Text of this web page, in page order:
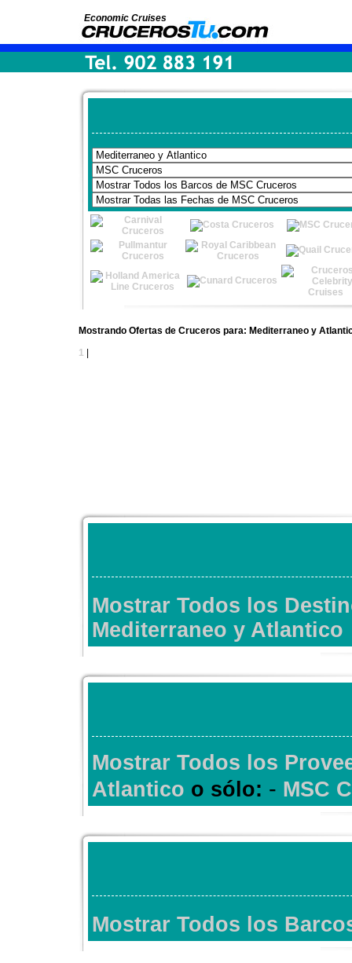
Economic Cruises
Mostrando Ofertas de Cruceros para: Mediterraneo y
1
Mostrar Todos los
Mediterraneo y Atlantico
Mostrar Todos los
Atlantico o sólo: - MSC
Mostrar Todos los